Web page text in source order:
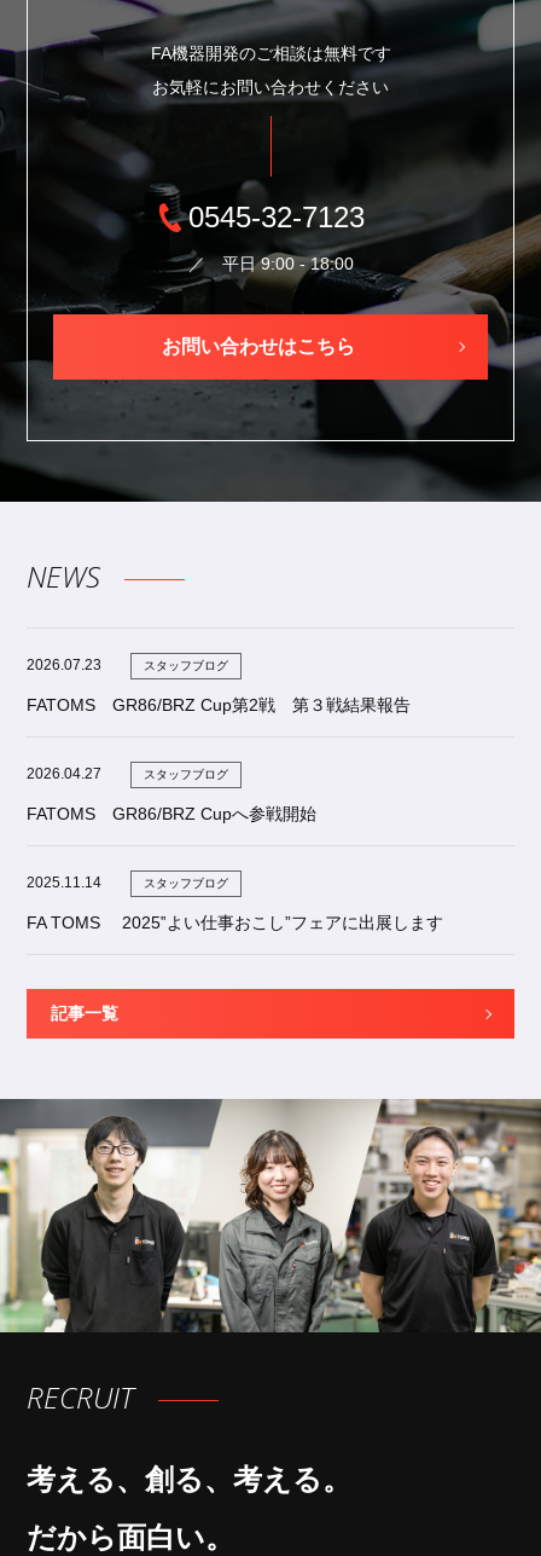
７．本方針の変更
本方針の内容は変更されることがあります。 変更
後の本方針については、当社が別途定める場合を除
いて、当サイトに掲載した時から効力を生じるもの
とします。
株式会社エフエイ・トムス
〒416-0937 静岡県富士市前田74-1
TEL. 0545-32-7123
FAX. 0545-32-7124
FA機器開発のご相談は無料です
お気軽にお問い合わせください
0545-32-7123
／ 平日 9:00 - 18:00
お問い合わせはこちら
NEWS
2026.07.23 スタッフブログ
FATOMS GR86/BRZ Cup第2戦 第３戦結果報告
2026.04.27 スタッフブログ
FATOMS GR86/BRZ Cupへ参戦開始
2025.11.14 スタッフブログ
FA TOMS 2025‟よい仕事おこし”フェアに出展します
記事一覧
RECRUIT
考える、創る、考える。
だから面白い。